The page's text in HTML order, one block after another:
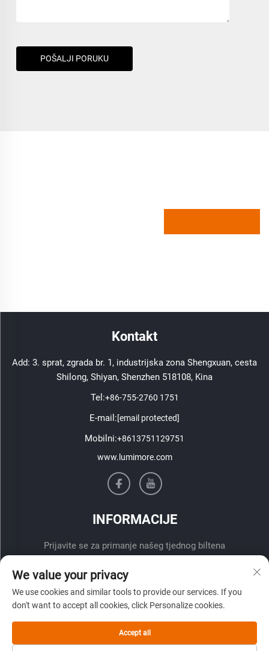
POŠALJI PORUKU
Kontakt
Add: 3. sprat, zgrada br. 1, industrijska zona Shengxuan, cesta
Shilong, Shiyan, Shenzhen 518108, Kina
Tel:+86-755-2760 1751
E-mail:[email protected]
Mobilni:+8613751129751
www.lumimore.com
INFORMACIJE
Prijavite se za primanje našeg tjednog biltena
Pošalji
We value your privacy
We use cookies and similar tools to provide our services. If you
don't want to accept all cookies, click Personalize cookies.
Accept all